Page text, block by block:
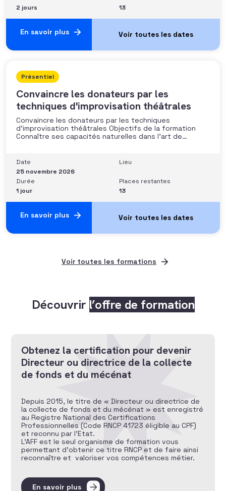
2 jours
13
En savoir plus
Présentiel
Convaincre les donateurs par les
techniques d'improvisation théâtrales
Convaincre les donateurs par les techniques
d’improvisation théâtrales Objectifs de la formation
Connaître ses capacités naturelles dans l’art de
conviction et sur quoi elle se fonde (mots, attitude, …),
quelle est sa situation de
Date
25 novembre 2026
Lieu
Durée
1 jour
Places restantes
13
En savoir plus
Voir toutes les formations
Découvrir l’offre de formation
Obtenez la certification pour devenir
Directeur ou directrice de la collecte
de fonds et du mécénat
Depuis 2015, le titre de « Directeur ou directrice de
la collecte de fonds et du mécénat » est enregistré
au Registre National des Certifications
Professionnelles (Code RNCP 41723 éligible au CPF)
et reconnu par l’Etat.
L’AFF est le seul organisme de formation vous
permettant d’obtenir ce titre RNCP et de faire ainsi
reconnaître et valoriser vos compétences métier.
En savoir plus